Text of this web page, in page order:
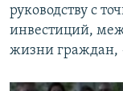
руководству с
инвестиций,
жизни граждан,